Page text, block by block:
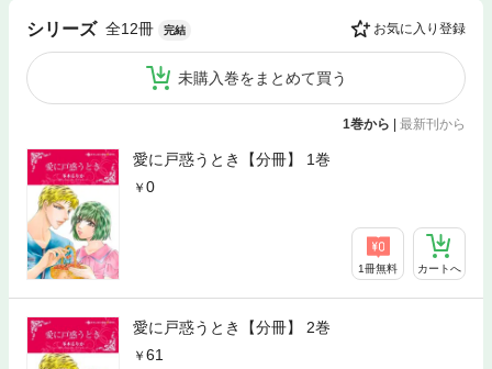
シリーズ 全12冊 完結 お気に入り登録
未購入巻をまとめて買う
1巻から 最新刊から
愛に戸惑うとき【分冊】 1巻
0
1冊無料 カートへ
愛に戸惑うとき【分冊】 2巻
61